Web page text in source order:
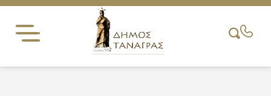
Skip
content